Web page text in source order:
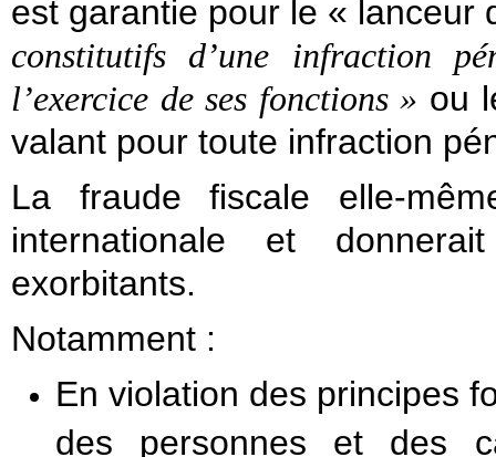
est garantie pour le « lanceur
constitutifs d’une infraction
l’exercice de ses fonctions » ou
valant pour toute infraction
La fraude fiscale elle-
internationale et
exorbitants.
Notamment :
En violation des principes
des personnes et des